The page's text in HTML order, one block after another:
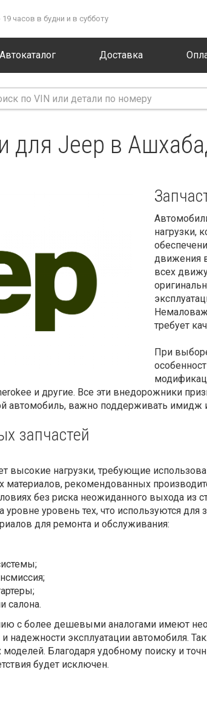
часов в будни и в субботу
Автокаталог Доставка
для Jeep в
нагрузки,
движения
всех
требует
При
и другие. Все эти
автомобиль, важно поддерживать имидж
запчастей
высокие нагрузки, требующие
материалов, рекомендованных
без риска неожиданного выхода из
уровень тех, что используются
для ремонта и обслуживания:
салона.
с более дешевыми аналогами имеют
надежности эксплуатации автомобиля.
Благодаря удобному поиску и
будет исключен.